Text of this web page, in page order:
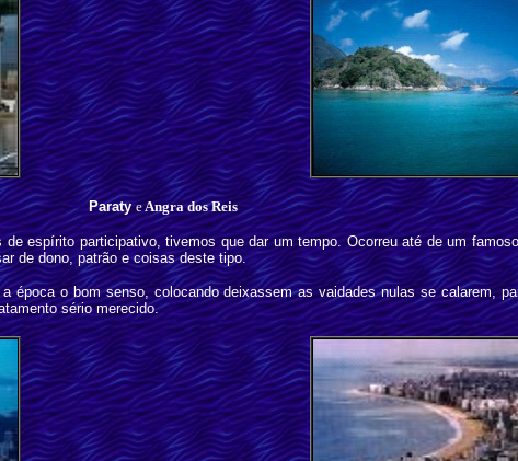
ParatyeAngrados Reis
espírito participativo, tivemos que dar um tempo. Ocorreu até de um
de dono, patrão e coisas deste tipo.
época o bom senso, colocando deixassem as vaidades nulas se calarem,
sério merecido.